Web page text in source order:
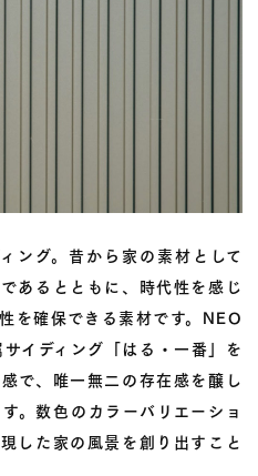
ング。昔から家の素材として
あるとともに、時代性を感じ
を確保できる素材です。NEO
イディング「はる・一番」を
で、唯一無二の存在感を醸し
。数色のカラーバリエーショ
した家の風景を創り出すこと